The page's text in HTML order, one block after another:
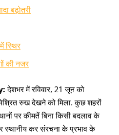
बढ़ोतरी
स्थिर
की नजर
देशभर में रविवार, 21 जून को
रुख देखने को मिला. कुछ शहरों
पर कीमतें बिना किसी बदलाव के
स्थानीय कर संरचना के प्रभाव के